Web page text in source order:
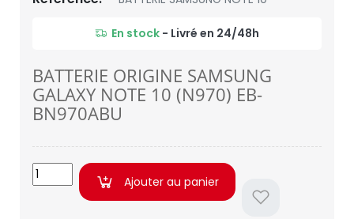
En stock - Livré en 24/48h
BATTERIE ORIGINE SAMSUNG
GALAXY NOTE 10 (N970) EB-
BN970ABU
Ajouter au panier